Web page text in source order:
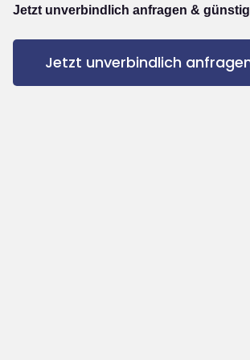
Jetzt unverbindlich anfragen &
Jetzt unverbindlich